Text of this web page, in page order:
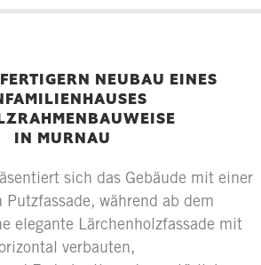
NEUBAU EINES
IN MURNAU
sich das Gebäude mit einer
Putzfassade, während ab dem
elegante Lärchenholzfassade mit
verbauten,